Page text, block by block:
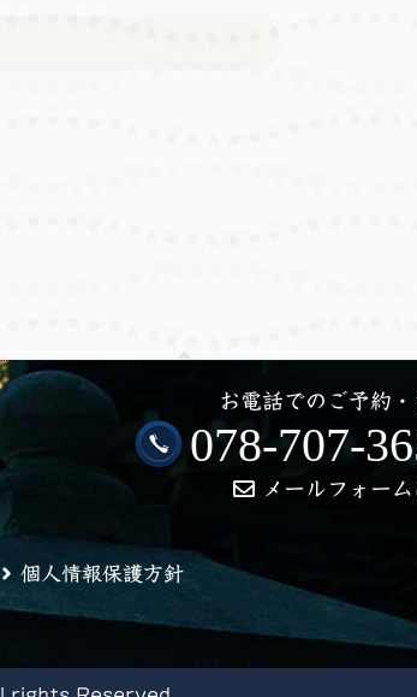
お電話でのご予約
078-707-
メールフォー
個人情報保護方針